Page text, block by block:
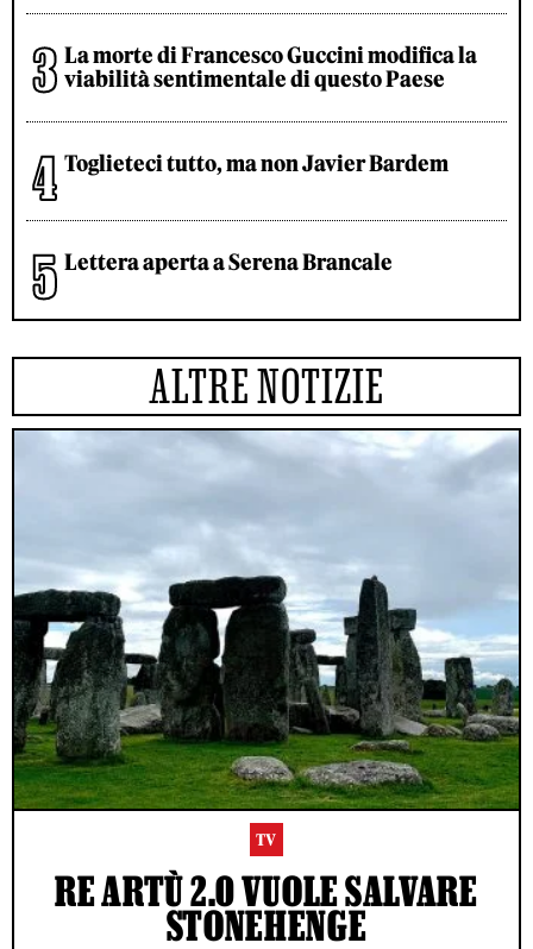
La morte di Francesco Guccini modifica la
viabilità sentimentale di questo Paese
Toglieteci tutto, ma non Javier Bardem
Lettera aperta a Serena Brancale
ALTRE NOTIZIE
TV
RE ARTÙ 2.0 VUOLE SALVARE
STONEHENGE